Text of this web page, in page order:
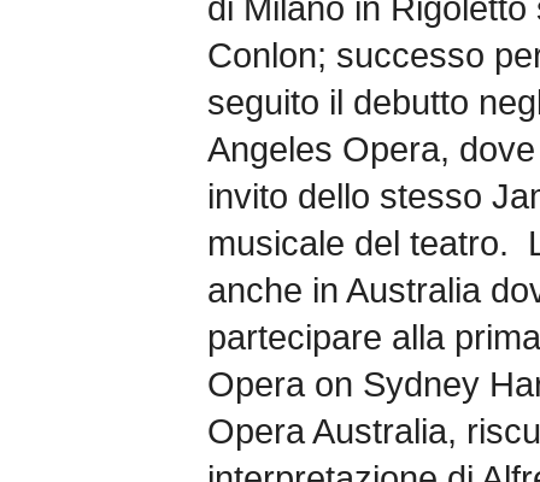
di Milano in
Conlon; successo
seguito il debutto
Angeles Opera,
invito dello stesso
musicale del teatro.
anche in Australia
partecipare alla
Opera on Sydney
Opera Australia,